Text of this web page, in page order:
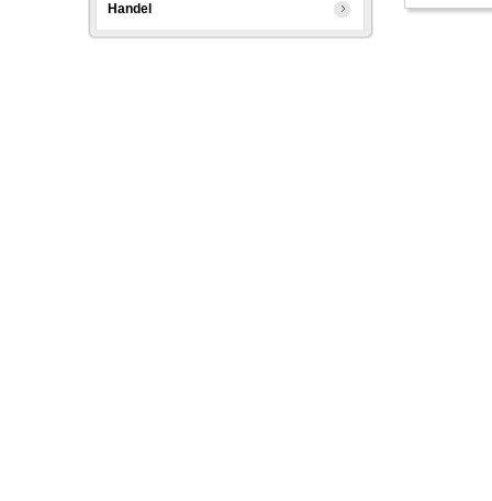
Handel